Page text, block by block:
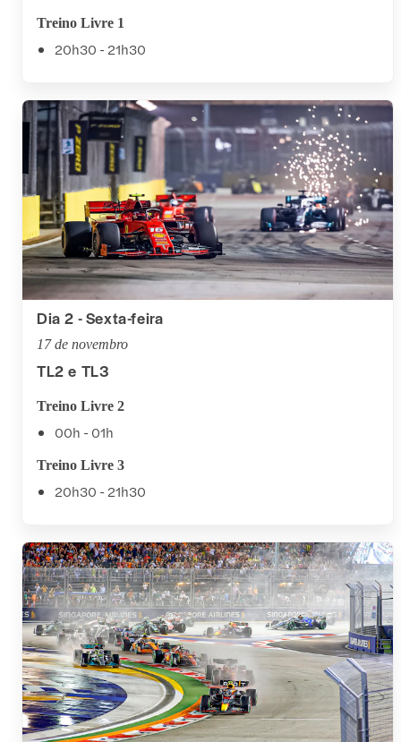
Treino Livre 1
20h30 - 21h30
Dia 2 - Sexta-feira
17 de novembro
TL2 e TL3
Treino Livre 2
00h - 01h
Treino Livre 3
20h30 - 21h30